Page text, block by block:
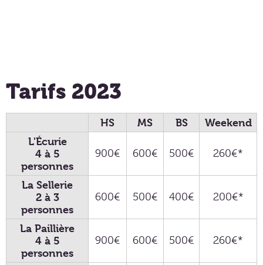
Tarifs 2023
HS MS BS
Weekend
L'Écurie
4 à 5
personnes
900€ 600€ 500€ 260€*
La Sellerie
2 à 3
personnes
600€ 500€ 400€ 200€*
La Paillière
4 à 5
personnes
900€ 600€ 500€ 260€*